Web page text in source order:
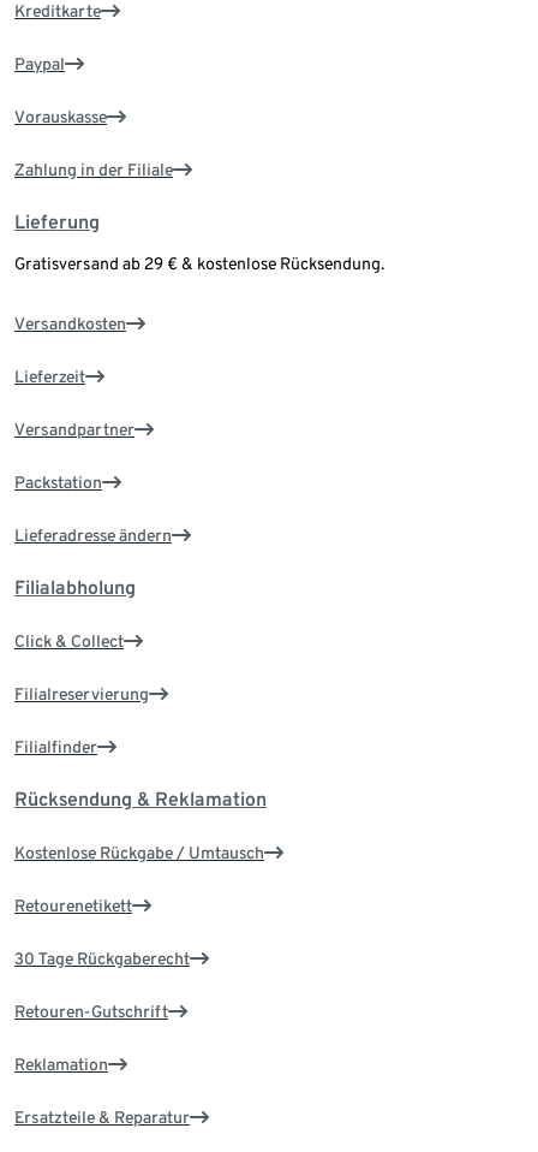
Kreditkarte
Paypal
Vorauskasse
Zahlung in der Filiale
Lieferung
Gratisversand ab 29 € & kostenlose Rücksendung.
Versandkosten
Lieferzeit
Versandpartner
Packstation
Lieferadresse ändern
Filialabholung
Click & Collect
Filialreservierung
Filialfinder
Rücksendung & Reklamation
Kostenlose Rückgabe / Umtausch
Retourenetikett
30 Tage Rückgaberecht
Retouren-Gutschrift
Reklamation
Ersatzteile & Reparatur